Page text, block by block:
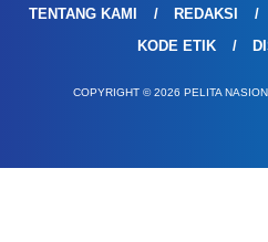
TENTANG KAMI REDAKSI
KODE ETIK
COPYRIGHT © 2026 PELITA